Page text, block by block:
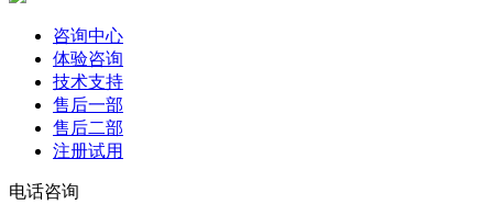
咨询中心
体验咨询
技术支持
售后一部
售后二部
注册试用
电话咨询